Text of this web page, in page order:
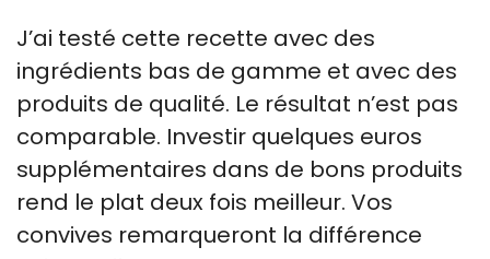
J’ai testé cette recette avec des
ingrédients bas de gamme et avec des
produits de qualité. Le résultat n’est pas
comparable. Investir quelques euros
supplémentaires dans de bons produits
rend le plat deux fois meilleur. Vos
convives remarqueront la différence